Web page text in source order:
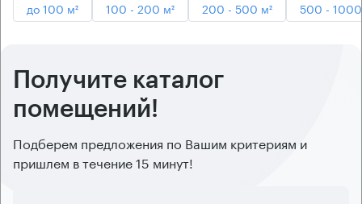
до 100 м² 100 - 200 м² 200 - 500 м² 500 -
Получите каталог
помещений!
Подберем предложения по Вашим критериям и
пришлем в течение 15 минут!